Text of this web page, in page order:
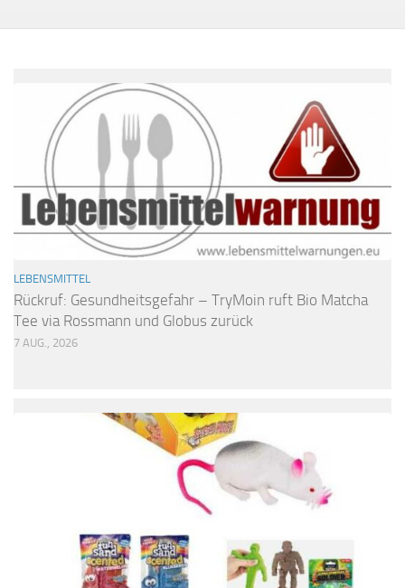
LEBENSMITTEL
Rückruf: Gesundheitsgefahr – TryMoin ruft Bio Matcha
Tee via Rossmann und Globus zurück
7 AUG., 2026